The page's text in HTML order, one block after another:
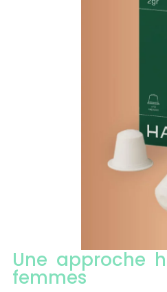
Une approche
femmes